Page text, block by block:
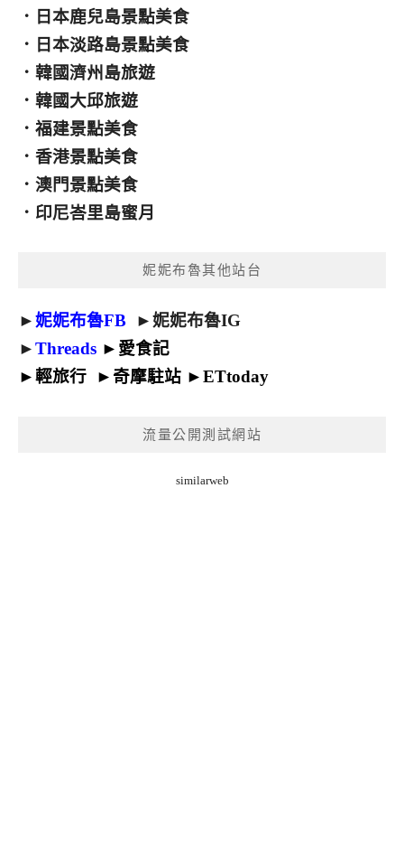
． 日本鹿兒島景點美食
． 日本淡路島景點美食
． 韓國濟州島旅遊
． 韓國大邱旅遊
． 福建景點美食
． 香港景點美食
． 澳門景點美食
． 印尼峇里島蜜月
妮妮布魯其他站台
►妮妮布魯FB ►妮妮布魯IG
►Threads ► 愛食記
►輕旅行 ► 奇摩駐站 ►ETtoday
流量公開測試網站
similarweb